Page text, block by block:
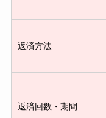
返済方法
返済回数・期間